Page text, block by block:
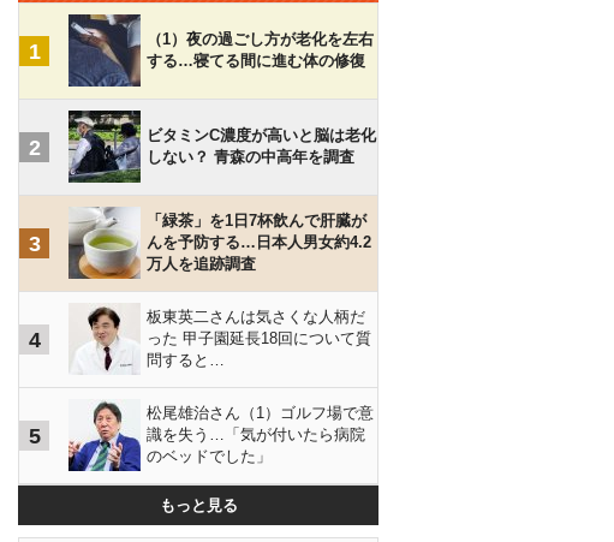
1
（1）夜の過ごし方が老化を左右
する…寝てる間に進む体の修復
2
ビタミンC濃度が高いと脳は老化
しない？ 青森の中高年を調査
3
「緑茶」を1日7杯飲んで肝臓が
んを予防する…日本人男女約4.2
万人を追跡調査
4
板東英二さんは気さくな人柄だ
った 甲子園延長18回について質
問すると…
5
松尾雄治さん（1）ゴルフ場で意
識を失う…「気が付いたら病院
のベッドでした」
もっと見る